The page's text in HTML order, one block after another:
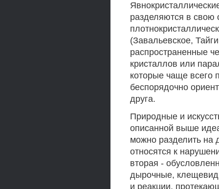
разделяются в свою
(Завальевское,
распространенные
кристаллов или
которые чаще всего
беспорядочно
друга.
Природные и
описанной выше
можно разделить на
относятся к
вторая -
дырочные,
и реакции,